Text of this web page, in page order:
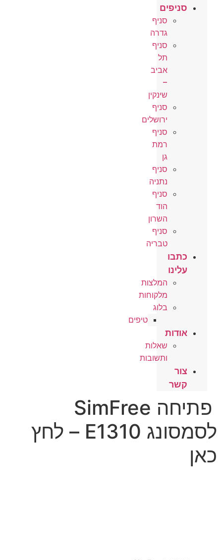
סניפים
סניף
גדרה
סניף
תל
אביב
–
שינקין
סניף
ירושלים
סניף
רמת
גן
סניף
נתניה
סניף
הוד
השרון
סניף
טבריה
כתבו
עלינו
המלצות
מלקוחות
בלוג
טיפים
אודות
שאלות
ותשובות
צור
קשר
פתיחה SimFree
לסמסונג E1310 – לחץ
כאן